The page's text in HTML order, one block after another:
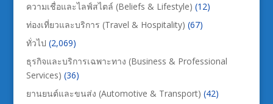
ความเชื่อและไลฟ์สไตล์ (Beliefs & Lifestyle) (12)
ท่องเที่ยวและบริการ (Travel & Hospitality) (67)
ทั่วไป (2,069)
ธุรกิจและบริการเฉพาะทาง (Business & Professional
Services) (36)
ยานยนต์และขนส่ง (Automotive & Transport) (42)